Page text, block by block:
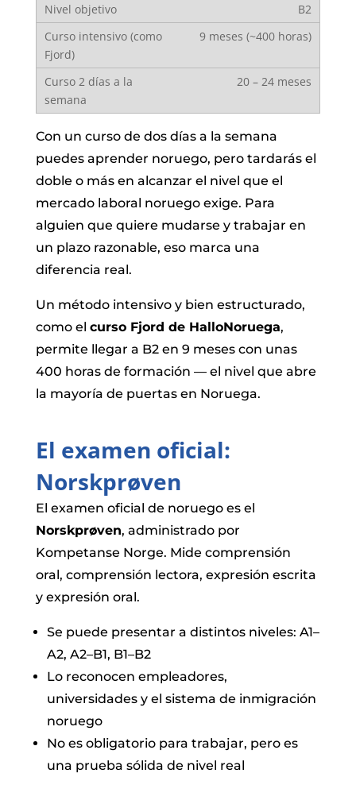
B2
9 meses (~400 horas)
20 – 24 meses
Con un curso de dos días a la semana
puedes aprender noruego, pero tardarás el
doble o más en alcanzar el nivel que el
mercado laboral noruego exige. Para
alguien que quiere mudarse y trabajar en
un plazo razonable, eso marca una
diferencia real.
Un método intensivo y bien estructurado,
como el curso Fjord de HalloNoruega,
permite llegar a B2 en 9 meses con unas
400 horas de formación — el nivel que abre
la mayoría de puertas en Noruega.
El examen oficial:
Norskprøven
El examen oficial de noruego es el
Norskprøven, administrado por
Kompetanse Norge. Mide comprensión
oral, comprensión lectora, expresión escrita
y expresión oral.
Se puede presentar a distintos niveles: A1–
A2, A2–B1, B1–B2
Lo reconocen empleadores,
universidades y el sistema de inmigración
noruego
No es obligatorio para trabajar, pero es
una prueba sólida de nivel real